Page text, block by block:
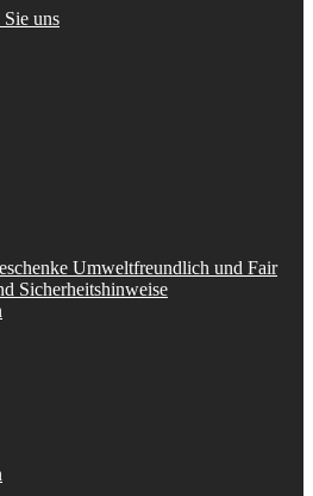
uns
Umweltfreundlich und Fair
Sicherheitshinweise